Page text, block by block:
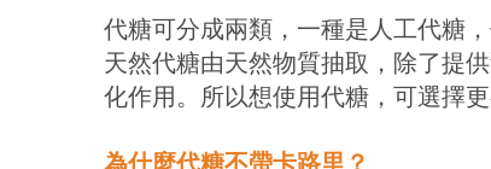
代糖可分成兩類，一種是人工代糖
天然代糖由天然物質抽取，除了提
化作用。所以想使用代糖，可選擇
為什麼代糖不帶卡路里？